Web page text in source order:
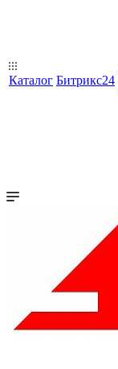
Каталог Битрикс24